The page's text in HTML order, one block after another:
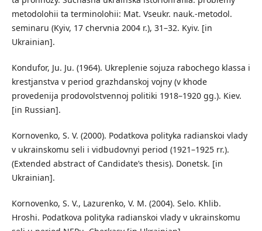
metodolohii ta terminolohii: Mat. Vseukr. nauk.-metodol.
seminaru (Kyiv, 17 chervnia 2004 r.), 31–32. Kyiv. [in
Ukrainian].
Kondufor, Ju. Ju. (1964). Ukreplenie sojuza rabochego klassa i
krestjanstva v period grazhdanskoj vojny (v khode
provedenija prodovolstvennoj politiki 1918–1920 gg.). Kiev.
[in Russian].
Kornovenko, S. V. (2000). Podatkova polityka radianskoi vlady
v ukrainskomu seli i vidbudovnyi period (1921–1925 rr.).
(Extended abstract of Candidate’s thesis). Donetsk. [in
Ukrainian].
Kornovenko, S. V., Lazurenko, V. M. (2004). Selo. Khlib.
Hroshi. Podatkova polityka radianskoi vlady v ukrainskomu